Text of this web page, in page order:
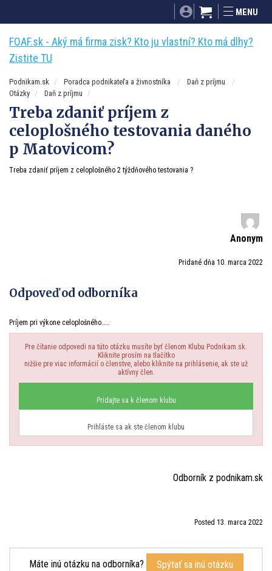
Mnamky-recepty.sk
MENU
FOAF.sk - Aký má firma zisk? Kto ju vlastní? Kto má dlhy?
Zistite TU
Podnikam.sk Poradca podnikateľa a živnostníka
Daň z príjmu
Otázky
Daň z príjmu
Treba zdaniť príjem z
celoplošného testovania daného
p Matovicom?
Treba zdaniť príjem z celoplošného 2 týždňového testovania ?
Anonym
Pridané dňa 10. marca 2022
Odpoveď od odborníka
Príjem pri výkone celoplošného……
Pre čítanie odpovedi na túto otázku musíte byť členom Klubu Podnikam.sk.
Kliknite prosím na tlačítko
nižšie pre viac informácií o členstve, alebo kliknite na prihlásenie, ak ste už
aktívny člen.
Pridajte sa k členom klubu
Prihláste sa ak ste členom klubu
Odborník z podnikam.sk
Posted 13. marca 2022
Máte inú otázku na odborníka? Spýtať sa inú otázku